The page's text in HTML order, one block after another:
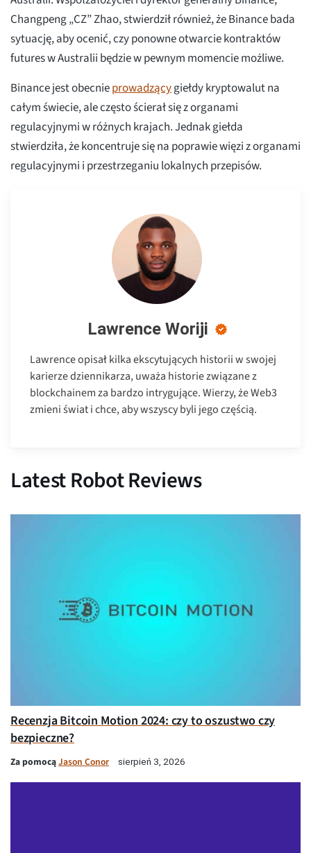
Changpeng „CZ” Zhao, stwierdził również, że Binance bada
sytuację, aby ocenić, czy ponowne otwarcie kontraktów
futures w Australii będzie w pewnym momencie możliwe.
Binance jest obecnieprowadzącygiełdy kryptowalut na
całym świecie, ale często ścierał się z organami
regulacyjnymi w różnych krajach. Jednak giełda
stwierdziła, że koncentruje się na poprawie więzi z organami
regulacyjnymi i przestrzeganiu lokalnych przepisów.
Lawrence Woriji
Lawrence opisał kilka ekscytujących historii w swojej
karierze dziennikarza, uważa historie związane z
blockchainem za bardzo intrygujące. Wierzy, że Web3
zmieni świat i chce, aby wszyscy byli jego częścią.
Latest Robot Reviews
Recenzja Bitcoin Motion 2024: czy to oszustwo czy
bezpieczne?
Za pomocąJason Conor sierpień 3, 2026